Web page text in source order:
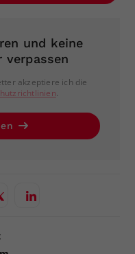
und keine
verpassen
akzeptiere ich die
.